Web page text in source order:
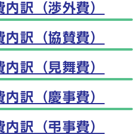
訳（渉外費）
訳（協賛費）
訳（見舞費）
訳（慶事費）
訳（弔事費）